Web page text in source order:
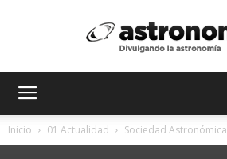
Inicio 01 Actualidad Sociedad Astronómica